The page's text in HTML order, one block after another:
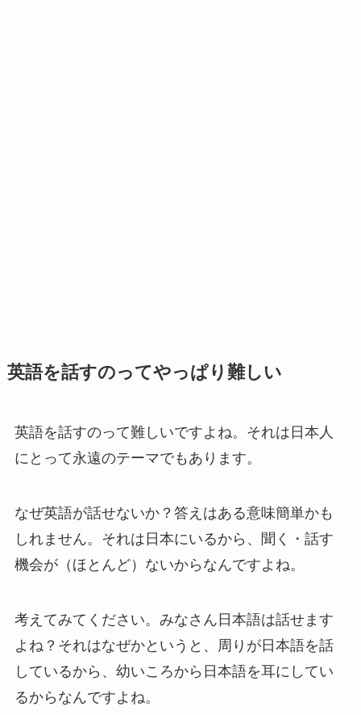
英語を話すのってやっぱり難しい
英語を話すのって難しいですよね。それは日本人
にとって永遠のテーマでもあります。
なぜ英語が話せないか？答えはある意味簡単かも
しれません。それは日本にいるから、聞く・話す
機会が（ほとんど）ないからなんですよね。
考えてみてください。みなさん日本語は話せます
よね？それはなぜかというと、周りが日本語を話
しているから、幼いころから日本語を耳にしてい
るからなんですよね。